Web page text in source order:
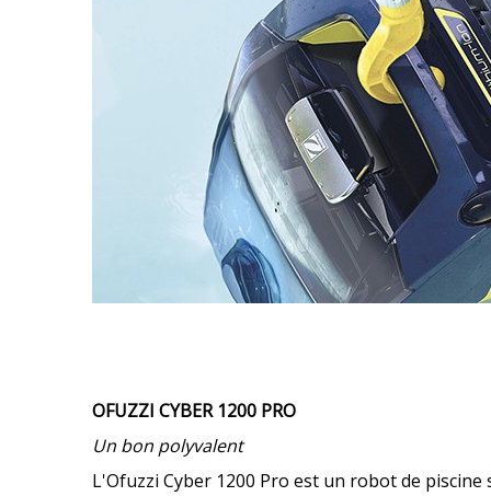
​OFUZZI CYBER 1200 PRO
Un bon polyvalent
L'Ofuzzi Cyber 1200 Pro est un robot de